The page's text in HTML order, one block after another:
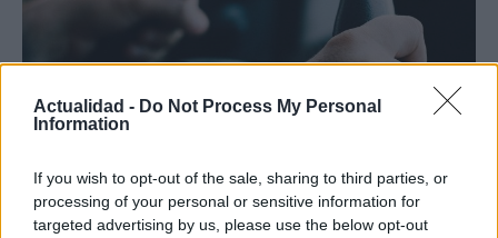
Actualidad - Do Not Process My Personal
Information
If you wish to opt-out of the sale, sharing to third parties, or
processing of your personal or sensitive information for
targeted advertising by us, please use the below opt-out
Cómo obtener el permiso internacional